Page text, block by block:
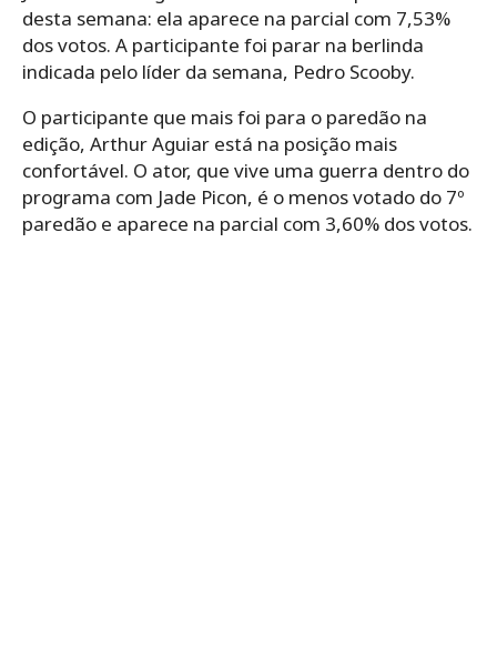
desta semana: ela aparece na parcial com 7,53%
dos votos. A participante foi parar na berlinda
indicada pelo líder da semana, Pedro Scooby.
O participante que mais foi para o paredão na
edição, Arthur Aguiar está na posição mais
confortável. O ator, que vive uma guerra dentro do
programa com Jade Picon, é o menos votado do 7º
paredão e aparece na parcial com 3,60% dos votos.